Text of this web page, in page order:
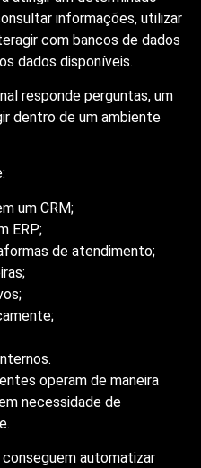
informações, utilizar
com bancos de dados
dados disponíveis.
responde perguntas, um
dentro de um ambiente
um CRM;
ERP;
de atendimento;
operam de maneira
necessidade de
automatizar